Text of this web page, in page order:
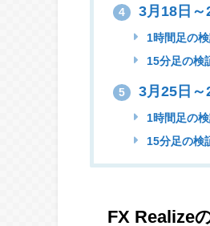
4 3月18日
1時間足の
15分足の検
5 3月25日
1時間足の
15分足の検
FX Realize